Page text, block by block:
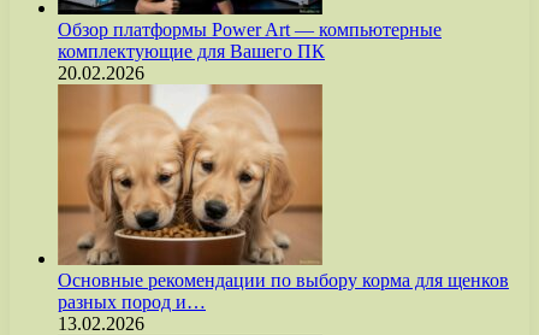
Обзор платформы Power Art — компьютерные
комплектующие для Вашего ПК
20.02.2026
Основные рекомендации по выбору корма для щенков
разных пород и…
13.02.2026